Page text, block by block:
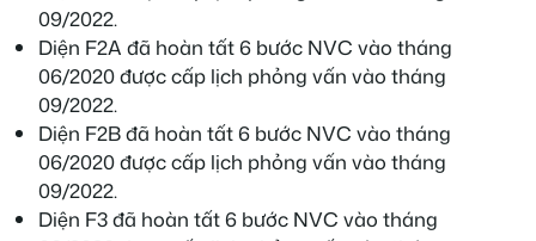
09/2022.
Diện F2A đã hoàn tất 6 bước NVC vào tháng
06/2020 được cấp lịch phỏng vấn vào tháng
09/2022.
Diện F2B đã hoàn tất 6 bước NVC vào tháng
06/2020 được cấp lịch phỏng vấn vào tháng
09/2022.
Diện F3 đã hoàn tất 6 bước NVC vào tháng